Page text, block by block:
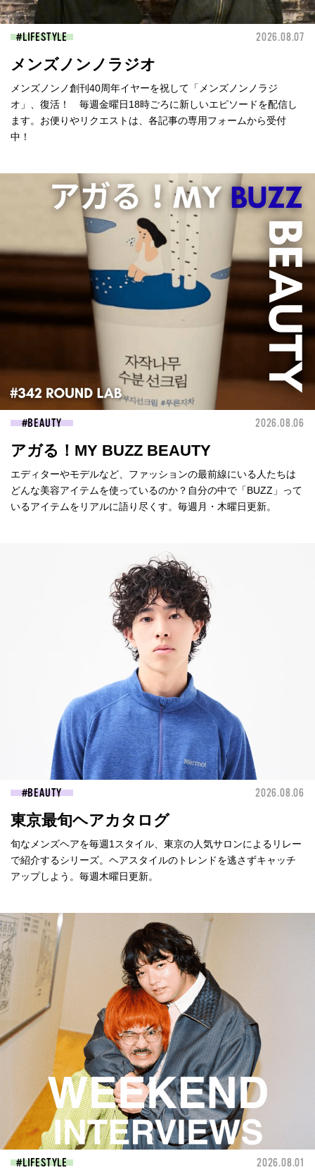
LIFESTYLE 2026.08.07
メンズノンノラジオ
メンズノンノ創刊40周年イヤーを祝して「メンズノンノラジ
オ」、復活！ 毎週金曜日18時ごろに新しいエピソードを配信し
ます。お便りやリクエストは、各記事の専用フォームから受付
中！
BEAUTY 2026.08.06
アガる！MY BUZZ BEAUTY
エディターやモデルなど、ファッションの最前線にいる人たちは
どんな美容アイテムを使っているのか？自分の中で「BUZZ」って
いるアイテムをリアルに語り尽くす。毎週月・木曜日更新。
BEAUTY 2026.08.06
東京最旬ヘアカタログ
旬なメンズヘアを毎週1スタイル、東京の人気サロンによるリレー
で紹介するシリーズ。ヘアスタイルのトレンドを逃さずキャッチ
アップしよう。毎週木曜日更新。
LIFESTYLE 2026.08.01